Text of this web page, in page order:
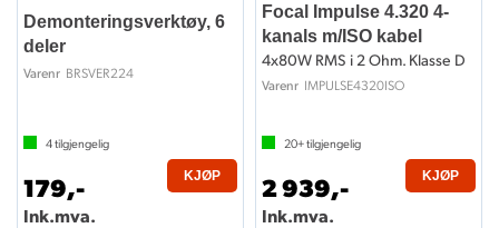
Demonteringsverktøy, 6
deler
Varenr BRSVER224
4tilgjengelig
179,-
Ink.mva.
KJØP
Focal Impulse 4.320 4-
kanals m/ISO kabel
4x80W RMS i 2 Ohm. Klasse D
Varenr IMPULSE4320ISO
20+tilgjengelig
2 939,-
Ink.mva.
KJØP